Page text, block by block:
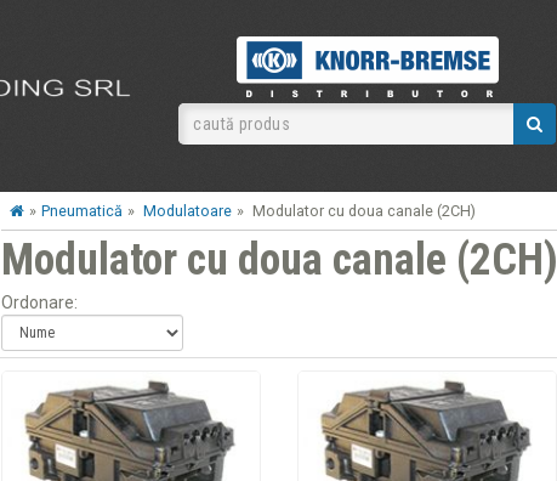
» Pneumatică » Modulatoare » Modulator cu doua canale (2CH)
Modulator cu doua canale (2CH)
Ordonare: